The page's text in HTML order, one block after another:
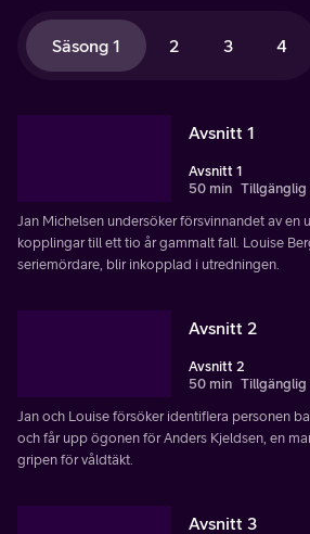
Säsong 1 2 3 4
Avsnitt 1
Avsnitt 1
50 min Tillgänglig
Jan Michelsen undersöker försvinnandet av en
kopplingar till ett tio år gammalt fall. Louise
seriemördare, blir inkopplad i utredningen.
Avsnitt 2
Avsnitt 2
50 min Tillgänglig
Jan och Louise försöker identifiera personen
och får upp ögonen för Anders Kjeldsen, en
gripen för våldtäkt.
Avsnitt 3